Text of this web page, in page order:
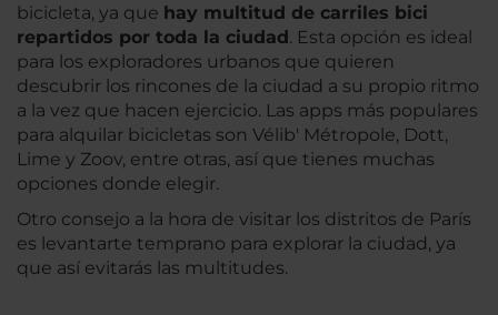
bicicleta, ya que hay multitud de carriles bici
repartidos por toda la ciudad. Esta opción es ideal
para los exploradores urbanos que quieren
descubrir los rincones de la ciudad a su propio ritmo
a la vez que hacen ejercicio. Las apps más populares
para alquilar bicicletas son Vélib' Métropole, Dott,
Lime y Zoov, entre otras, así que tienes muchas
opciones donde elegir.
Otro consejo a la hora de visitar los distritos de París
es levantarte temprano para explorar la ciudad, ya
que así evitarás las multitudes.